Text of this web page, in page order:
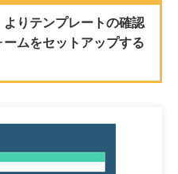
よりテンプレートの確認
ムをセットアップする